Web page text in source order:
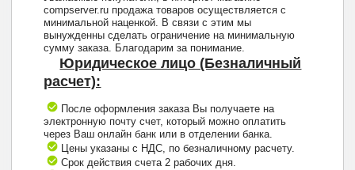
compserver.ru продажа товаров осуществляется с
минимальной наценкой. В связи с этим мы
вынужденны сделать ограничение на минимальную
сумму заказа. Благодарим за понимание.
Юридическое лицо (Безналичный
расчет):
После оформления заказа Вы получаете на
электронную почту счет, который можно оплатить
через Ваш онлайн банк или в отделении банка.
Цены указаны с НДС, по безналичному расчету.
Срок действия счета 2 рабочих дня.